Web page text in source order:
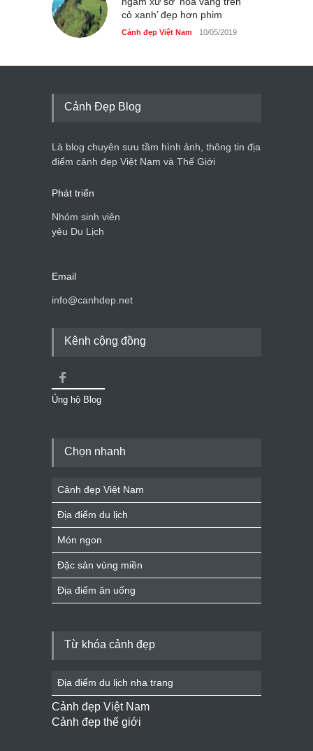
cỏ xanh’ đẹp hơn phim
Cảnh đẹp Việt Nam 10/05/2019
Cảnh Đẹp Blog
Là blog chuyên sưu tầm hình ảnh, thông tin địa
điểm cảnh đẹp Việt Nam và Thế Giới
Phát triển
Nhóm sinh viên
yêu Du Lịch
Email
info@canhdep.net
Kênh cộng đồng
Ủng hộ Blog
Chọn nhanh
Cảnh đẹp Việt Nam
Địa điểm du lịch
Món ngon
Đặc sản vùng miền
Địa điểm ăn uống
Từ khóa cảnh đẹp
Địa điểm du lịch nha trang
Cảnh đẹp Việt Nam
Cảnh đẹp thế giới